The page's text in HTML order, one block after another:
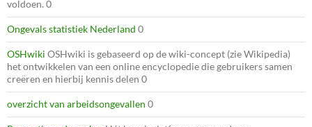
voldoen. 0
Ongevals statistiek Nederland 0
OSHwiki OSHwiki is gebaseerd op de wiki-concept (zie Wikipedia)
het ontwikkelen van een online encyclopedie die gebruikers samen
creëren en hierbij kennis delen 0
overzicht van arbeidsongevallen 0